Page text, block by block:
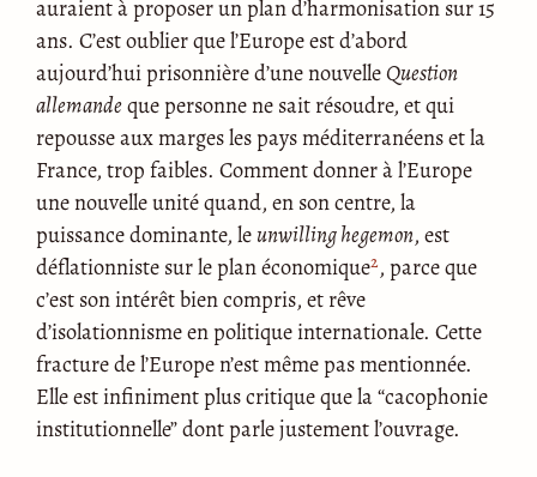
auraient à proposer un plan d’harmonisation sur 15
ans. C’est oublier que l’Europe est d’abord
aujourd’hui prisonnière d’une nouvelleQuestion
allemandeque personne ne sait résoudre, et qui
repousse aux marges les pays méditerranéens et la
France, trop faibles. Comment donner à l’Europe
une nouvelle unité quand, en son centre, la
puissance dominante, leunwilling hegemon, est
déflationniste sur le plan économique2, parce que
c’est son intérêt bien compris, et rêve
d’isolationnisme en politique internationale. Cette
fracture de l’Europe n’est même pas mentionnée.
Elle est infiniment plus critique que la “cacophonie
institutionnelle” dont parle justement l’ouvrage.